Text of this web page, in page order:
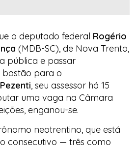
o deputado federal Rogério
(MDB-SC), de Nova Trento,
pública e passar
bastão para o
, seu assessor há 15
uma vaga na Câmara
enganou-se.
neotrentino, que está
consecutivo — três como